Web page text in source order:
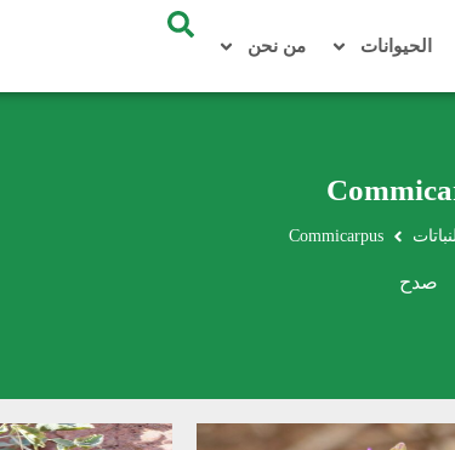
الحيوانات من نحن
النباتات Commicarpus
صدح